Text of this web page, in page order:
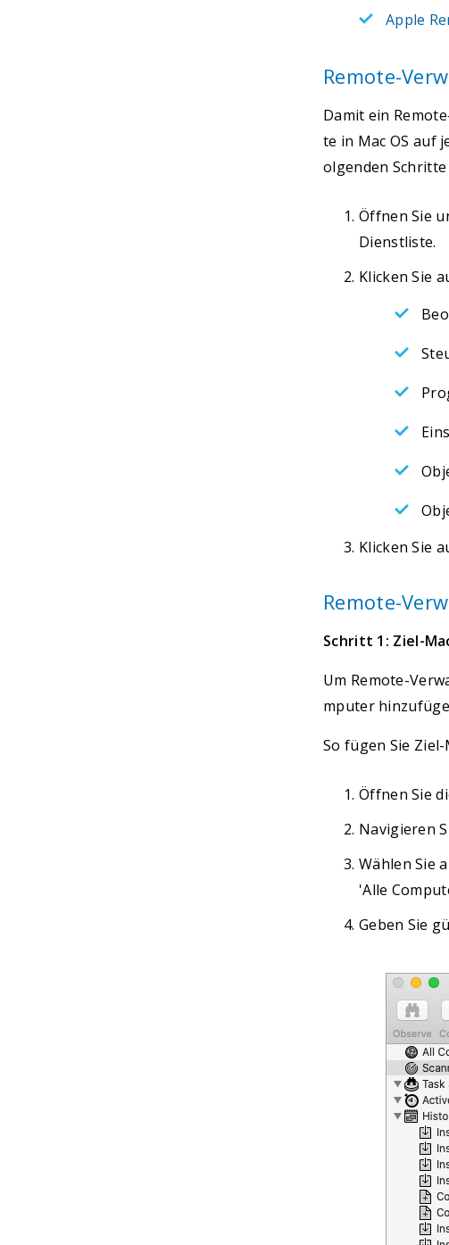
Apple
Remote-
Damit ein
te in Mac OS auf
olgenden
Öffnen Sie
Dienstliste.
Klicken Sie
Klicken Sie
Remote-
Schritt 1: Ziel-
Um Remote-
mputer
So fügen Sie
Öffnen Sie
Navigieren
Wählen Sie
'Alle
Geben Sie